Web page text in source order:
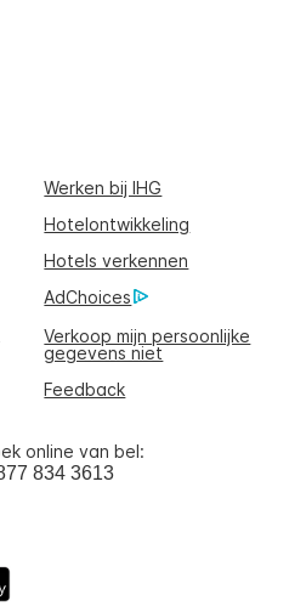
Werken bij IHG
Hotelontwikkeling
Hotels verkennen
AdChoices
Verkoop mijn persoonlijke
gegevens niet
Feedback
online van bel:
834 3613